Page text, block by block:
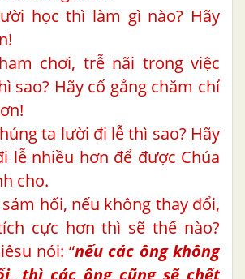
học thì làm gì nào? Hãy
chơi, trễ nãi trong việc
sao? Hãy cố gắng chăm chỉ
ta lười đi lễ thì sao? Hãy
lễ nhiều hơn để được Chúa
cho.
hối, nếu không thay đổi,
cực hơn thì sẽ thế nào?
nói: “nếu các ông không